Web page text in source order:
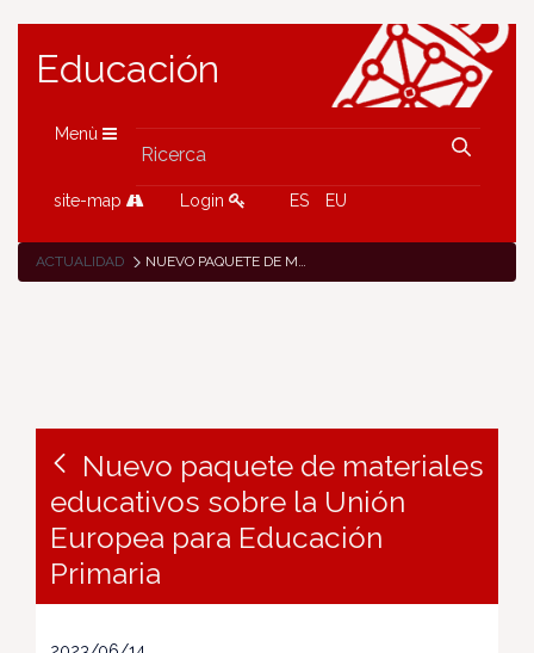
Educación
Menù
site-map Login ES EU
ACTUALIDAD NUEVO PAQUETE DE MATERIALES EDUCATIVOS SOBRE LA UNIÓN EUROPEA PARA EDUCACIÓN PRIMARIA
Nuevo paquete de materiales
educativos sobre la Unión
Europea para Educación
Primaria